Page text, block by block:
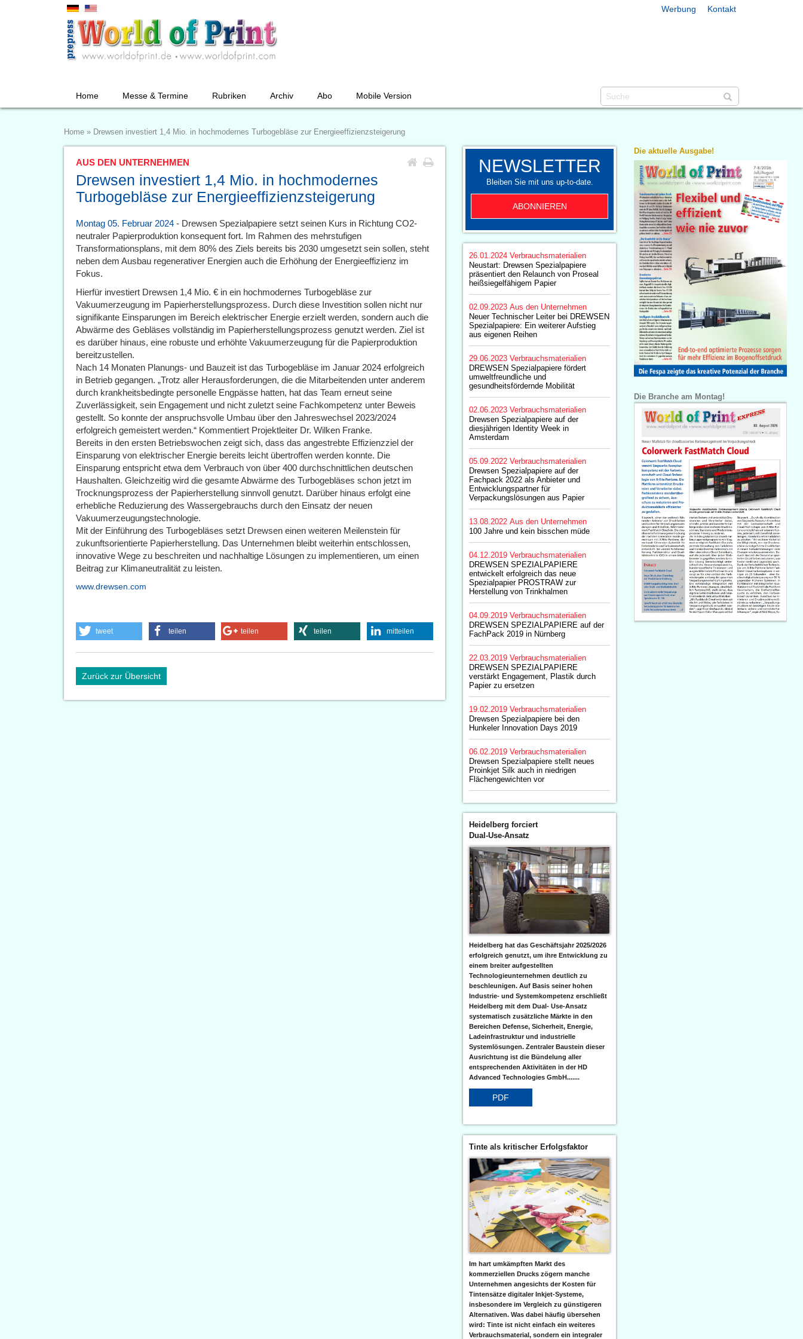
Werbung Kontakt
Home Messe & Termine Rubriken Archiv Abo Mobile Version
Home » Drewsen investiert 1,4 Mio. in hochmodernes Turbogebläse zur Energieeffizienzsteigerung
AUS DEN UNTERNEHMEN
Drewsen investiert 1,4 Mio. in hochmodernes
Turbogebläse zur Energieeffizienzsteigerung
Montag 05. Februar 2024 - Drewsen Spezialpapiere setzt seinen Kurs in Richtung CO2-
neutraler Papierproduktion konsequent fort. Im Rahmen des mehrstufigen
Transformationsplans, mit dem 80% des Ziels bereits bis 2030 umgesetzt sein sollen, steht
neben dem Ausbau regenerativer Energien auch die Erhöhung der Energieeffizienz im
Fokus.
Hierfür investiert Drewsen 1,4 Mio. € in ein hochmodernes Turbogebläse zur
Vakuumerzeugung im Papierherstellungsprozess. Durch diese Investition sollen nicht nur
signifikante Einsparungen im Bereich elektrischer Energie erzielt werden, sondern auch die
Abwärme des Gebläses vollständig im Papierherstellungsprozess genutzt werden. Ziel ist
es darüber hinaus, eine robuste und erhöhte Vakuumerzeugung für die Papierproduktion
bereitzustellen.
Nach 14 Monaten Planungs- und Bauzeit ist das Turbogebläse im Januar 2024 erfolgreich
in Betrieb gegangen. „Trotz aller Herausforderungen, die die Mitarbeitenden unter anderem
durch krankheitsbedingte personelle Engpässe hatten, hat das Team erneut seine
Zuverlässigkeit, sein Engagement und nicht zuletzt seine Fachkompetenz unter Beweis
gestellt. So konnte der anspruchsvolle Umbau über den Jahreswechsel 2023/2024
erfolgreich gemeistert werden.“ Kommentiert Projektleiter Dr. Wilken Franke.
Bereits in den ersten Betriebswochen zeigt sich, dass das angestrebte Effizienzziel der
Einsparung von elektrischer Energie bereits leicht übertroffen werden konnte. Die
Einsparung entspricht etwa dem Verbrauch von über 400 durchschnittlichen deutschen
Haushalten. Gleichzeitig wird die gesamte Abwärme des Turbogebläses schon jetzt im
Trocknungsprozess der Papierherstellung sinnvoll genutzt. Darüber hinaus erfolgt eine
erhebliche Reduzierung des Wassergebrauchs durch den Einsatz der neuen
Vakuumerzeugungstechnologie.
Mit der Einführung des Turbogebläses setzt Drewsen einen weiteren Meilenstein für
zukunftsorientierte Papierherstellung. Das Unternehmen bleibt weiterhin entschlossen,
innovative Wege zu beschreiten und nachhaltige Lösungen zu implementieren, um einen
Beitrag zur Klimaneutralität zu leisten.
www.drewsen.com
tweet teilen teilen teilen mitteilen
Zurück zur Übersicht
NEWSLETTER
Bleiben Sie mit uns up-to-date.
ABONNIEREN
26.01.2024 Verbrauchsmaterialien
Neustart: Drewsen Spezialpapiere
präsentiert den Relaunch von Proseal
heißsiegelfähigem Papier
02.09.2023 Aus den Unternehmen
Neuer Technischer Leiter bei DREWSEN
Spezialpapiere: Ein weiterer Aufstieg
aus eigenen Reihen
29.06.2023 Verbrauchsmaterialien
DREWSEN Spezialpapiere fördert
umweltfreundliche und
gesundheitsfördernde Mobilität
02.06.2023 Verbrauchsmaterialien
Drewsen Spezialpapiere auf der
diesjährigen Identity Week in
Amsterdam
05.09.2022 Verbrauchsmaterialien
Drewsen Spezialpapiere auf der
Fachpack 2022 als Anbieter und
Entwicklungspartner für
Verpackungslösungen aus Papier
13.08.2022 Aus den Unternehmen
100 Jahre und kein bisschen müde
04.12.2019 Verbrauchsmaterialien
DREWSEN SPEZIALPAPIERE
entwickelt erfolgreich das neue
Spezialpapier PROSTRAW zur
Herstellung von Trinkhalmen
04.09.2019 Verbrauchsmaterialien
DREWSEN SPEZIALPAPIERE auf der
FachPack 2019 in Nürnberg
22.03.2019 Verbrauchsmaterialien
DREWSEN SPEZIALPAPIERE
verstärkt Engagement, Plastik durch
Papier zu ersetzen
19.02.2019 Verbrauchsmaterialien
Drewsen Spezialpapiere bei den
Hunkeler Innovation Days 2019
06.02.2019 Verbrauchsmaterialien
Drewsen Spezialpapiere stellt neues
Proinkjet Silk auch in niedrigen
Flächengewichten vor
Heidelberg forciert
Dual-Use-Ansatz
Heidelberg hat das Geschäftsjahr 2025/2026
erfolgreich genutzt, um ihre Entwicklung zu
einem breiter aufgestellten
Technologieunternehmen deutlich zu
beschleunigen. Auf Basis seiner hohen
Industrie- und Systemkompetenz erschließt
Heidelberg mit dem Dual- Use-Ansatz
systematisch zusätzliche Märkte in den
Bereichen Defense, Sicherheit, Energie,
Ladeinfrastruktur und industrielle
Systemlösungen. Zentraler Baustein dieser
Ausrichtung ist die Bündelung aller
entsprechenden Aktivitäten in der HD
Advanced Technologies GmbH.......
PDF
Tinte als kritischer Erfolgsfaktor
Im hart umkämpften Markt des
kommerziellen Drucks zögern manche
Unternehmen angesichts der Kosten für
Tintensätze digitaler Inkjet-Systeme,
insbesondere im Vergleich zu günstigeren
Alternativen. Was dabei häufig übersehen
wird: Tinte ist nicht einfach ein weiteres
Verbrauchsmaterial, sondern ein integraler
Die aktuelle Ausgabe!
Die Branche am Montag!